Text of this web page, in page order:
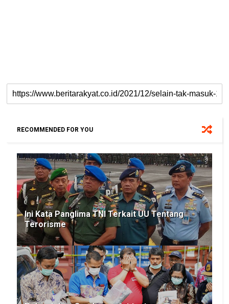
RECOMMENDED FOR YOU
Ini Kata Panglima TNI Terkait UU Tentang
Terorisme